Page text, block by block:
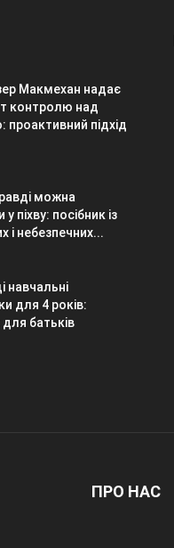
Макмехан надає
контролю над
проактивний підхід
можна
піхву: посібник із
і небезпечних...
навчальні
для 4 років:
для батьків
ПРО НАС